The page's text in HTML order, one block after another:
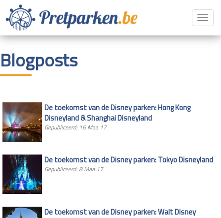
Blogposts
De toekomst van de Disney parken: Hong Kong
Disneyland & Shanghai Disneyland
Gepubliceerd: 16 Maa 17
De toekomst van de Disney parken: Tokyo Disneyland
Gepubliceerd: 8 Maa 17
De toekomst van de Disney parken: Walt Disney